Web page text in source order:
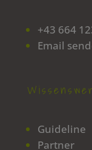
+43 664
Email
Guideline
Partner